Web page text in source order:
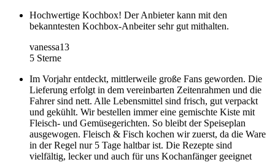
Hochwertige Kochbox! Der Anbieter kann mit den
bekanntesten Kochbox-Anbeiter sehr gut mithalten.
vanessa13
5 Sterne
Im Vorjahr entdeckt, mittlerweile große Fans geworden. Die
Lieferung erfolgt in dem vereinbarten Zeitenrahmen und die
Fahrer sind nett. Alle Lebensmittel sind frisch, gut verpackt
und gekühlt. Wir bestellen immer eine gemischte Kiste mit
Fleisch- und Gemüsegerichten. So bleibt der Speiseplan
ausgewogen. Fleisch & Fisch kochen wir zuerst, da die Ware
in der Regel nur 5 Tage haltbar ist. Die Rezepte sind
vielfältig, lecker und auch für uns Kochanfänger geeignet